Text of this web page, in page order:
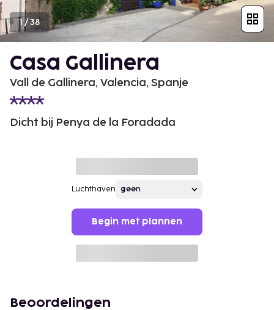
1/38
Casa Gallinera
Vall de Gallinera, Valencia, Spanje
Dicht bij Penya de la Foradada
Luchthaven
Begin met plannen
Beoordelingen